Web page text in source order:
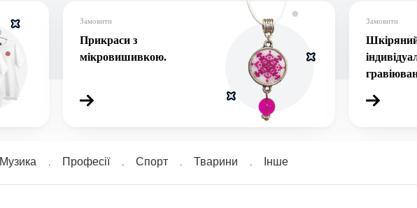
Замовити
Прикраси з
мікровишивкою.
Замовити
Шкіряний
Музика Професії Спорт Тварини Інше